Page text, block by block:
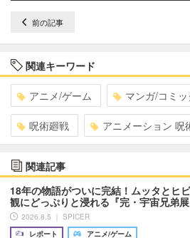
前の記事
関連キーワード
アニメ/ゲーム マンガ/コミッ
呪術廻戦 アニメーション 呪
関連記事
18年の物語がついに完結！ムッタとヒ
観にどっぷりと浸れる『完・宇宙兄弟
2026.8.5 ｜ SPICER
レポート
アニメ/ゲーム